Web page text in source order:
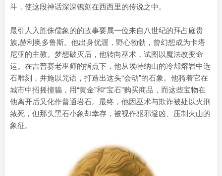
斗，使这段神话深深镌刻在西西里的传说之中。
最引人入胜侏儒象的的故事要属一位来自八世纪的拜占庭贵
族,赫利奥多鲁斯。他出身优渥，野心勃勃，曾幻想成为卡塔
尼亚的主教。梦想破灭后，他转向巫术，试图以魔法改变命
运。在吉普赛老巫师的指点下，他从埃特纳山的冷却熔岩中选
石雕刻，并施以咒语，打造出这头“会动”的石象。他骑着它在
城市中招摇撞骗，用“黄金”和“宝石”购买商品，而这些宝物在
他离开后又化作普通岩石。最终，他因巫术与欺诈被处以火刑
致死，但那头黑石小象却幸存，被视作驱邪避凶、压制火山的
象征。